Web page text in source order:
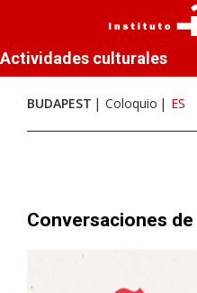
Actividades culturales
BUDAPEST Coloquio ES
Conversaciones